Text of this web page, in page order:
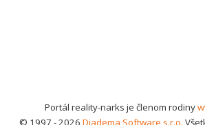
Portál reality-narks je členom rodiny
© 1997 - 2026 Diadema Software s.r.o.